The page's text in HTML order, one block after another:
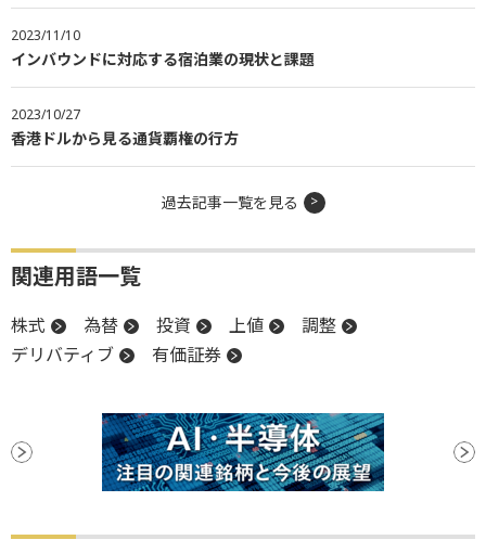
2023/11/10
インバウンドに対応する宿泊業の現状と課題
2023/10/27
香港ドルから見る通貨覇権の行方
過去記事一覧を見る
関連用語一覧
株式 為替 投資 上値
調整
デリバティブ
有価証券